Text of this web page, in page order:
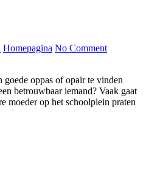
Homepagina No Comment
oppas of opair te vinden
betrouwbaar iemand? Vaak gaat
moeder op het schoolplein praten